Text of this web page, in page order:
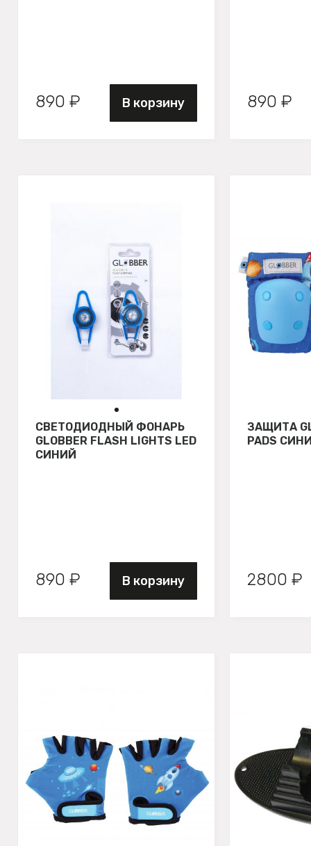
890 ₽ В корзину 890 ₽
СВЕТОДИОДНЫЙ ФОНАРЬ
GLOBBER FLASH LIGHTS LED
СИНИЙ
890 ₽ В корзину
ЗАЩИТА
PADS
2800 ₽